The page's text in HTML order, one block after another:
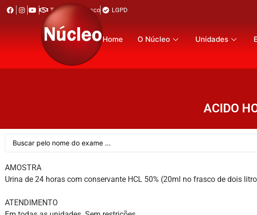
Trabalhe Conosco LGPD
Home O Núcleo Unidades
ACIDO
AMOSTRA
Urina de 24 horas com conservante HCL 50% (20ml no frasco de dois
ATENDIMENTO